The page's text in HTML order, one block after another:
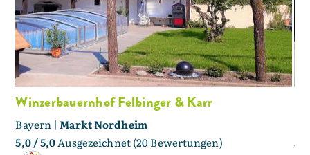
Winzerbauernhof Felbinger & Karr
Bayern |Markt Nordheim
5,0/ 5,0Ausgezeichnet (20 Bewertungen)
5,0